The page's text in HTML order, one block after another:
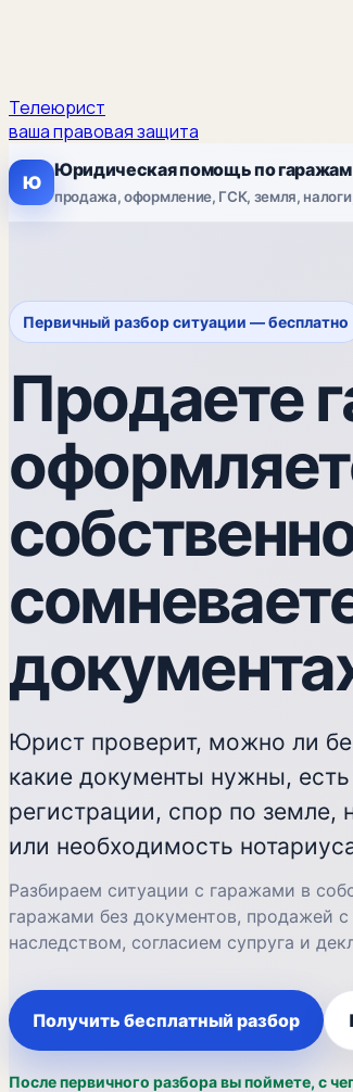
Телеюрист
ваша правовая защита
Ю
Юридическая помощь по
продажа, оформление, ГСК, земля,
Первичный разбор ситуации — бесплатно
Продаете
Юрист проверит, можно ли
какие документы нужны, есть
регистрации, спор по земле,
или необходимость
Разбираем ситуации с гаражами в
гаражами без документов, продажей
наследством, согласием супруга и
Получить бесплатный разбор
После первичного разбора вы поймете, с